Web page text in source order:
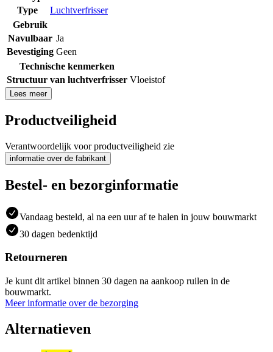
Type
Luchtverfrisser
Gebruik
Navulbaar Ja
Bevestiging Geen
Technische kenmerken
Structuur van luchtverfrisser Vloeistof
Lees meer
Productveiligheid
Verantwoordelijk voor productveiligheid zie
informatie over de fabrikant
Bestel- en bezorginformatie
Vandaag besteld, al na een uur af te halen in jouw bouwmarkt
30 dagen bedenktijd
Retourneren
Je kunt dit artikel binnen 30 dagen na aankoop ruilen in de
bouwmarkt.
Meer informatie over de bezorging
Alternatieven